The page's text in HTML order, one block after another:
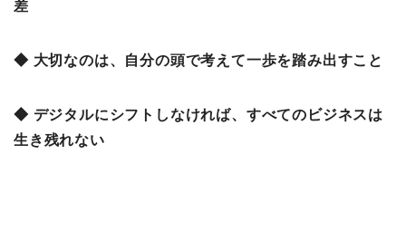
差
◆ 大切なのは、自分の頭で考えて一歩を踏み出すこと
◆ デジタルにシフトしなければ、すべてのビジネスは
生き残れない